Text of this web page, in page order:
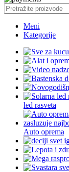
Meni
Kategorije
led rasveta
Auto oprema